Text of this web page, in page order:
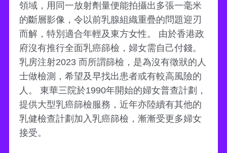
領域，用同一放射劑量便能拍攝出多張一毫米
的斷層影像，令以前乳腺組織重疊的問題迎刃
而解，特別適合年輕及東方女性。 由於香港政
府沒有推行全面乳癌篩檢，婦女需自己付錢。
乳房注射2023 而所謂篩檢，是為沒有徵狀的人
士做檢測，希望及早找出患者或有較高風險的
人。 東華三院於1990年開始的婦女普查計劃，
提供大型乳癌篩檢服務，近年亦陸續有其他的
乳健檢查計劃加入乳癌篩檢，漸漸受更多婦女
接受。